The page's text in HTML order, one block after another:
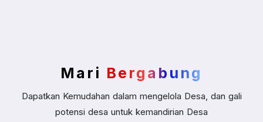
Mari Bergabung
Dapatkan Kemudahan dalam mengelola Desa, dan gali
potensi desa untuk kemandirian Desa